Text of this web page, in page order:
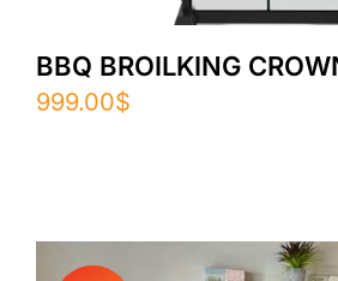
BBQ BROILKING
999.00$